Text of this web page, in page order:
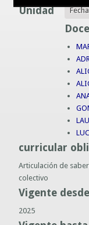
Guías prácticas
Guías UCO
Unidad
curricular
Articulación de
colectivo
Vigente desde
2025